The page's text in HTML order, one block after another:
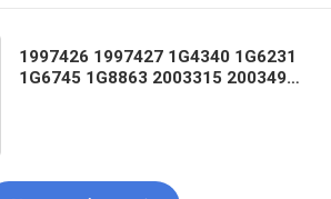
1997426 1997427 1G4340 1G6231
1G6745 1G8863 2003315 2003496